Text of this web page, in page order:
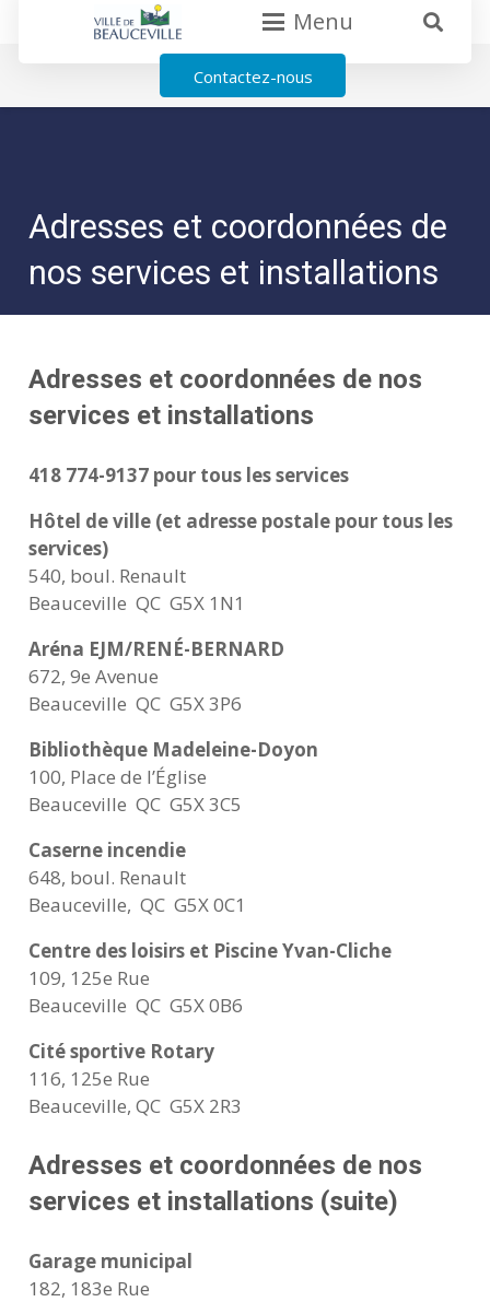
Menu
Contactez-nous
Adresses et coordonnées de
nos services et installations
Adresses et coordonnées de nos
services et installations
418 774-9137 pour tous les services
Hôtel de ville (et adresse postale pour tous les
services)
540, boul. Renault
Beauceville QC G5X 1N1
Aréna EJM/RENÉ-BERNARD
672, 9e Avenue
Beauceville QC G5X 3P6
Bibliothèque Madeleine-Doyon
100, Place de l’Église
Beauceville QC G5X 3C5
Caserne incendie
648, boul. Renault
Beauceville, QC G5X 0C1
Centre des loisirs et Piscine Yvan-Cliche
109, 125e Rue
Beauceville QC G5X 0B6
Cité sportive Rotary
116, 125e Rue
Beauceville, QC G5X 2R3
Adresses et coordonnées de nos
services et installations (suite)
Garage municipal
182, 183e Rue